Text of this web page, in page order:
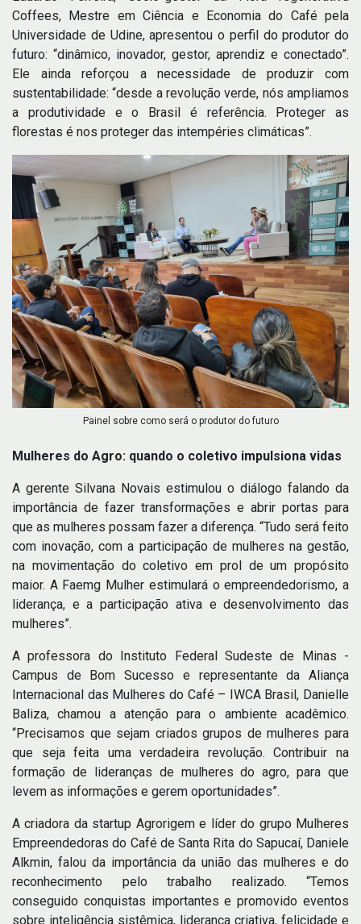
Coffees, Mestre em Ciência e Economia do Café pela
Universidade de Udine, apresentou o perfil do produtor do
futuro: “dinâmico, inovador, gestor, aprendiz e conectado”.
Ele ainda reforçou a necessidade de produzir com
sustentabilidade: “desde a revolução verde, nós ampliamos
a produtividade e o Brasil é referência. Proteger as
florestas é nos proteger das intempéries climáticas”.
Painel sobre como será o produtor do futuro
Mulheres do Agro: quando o coletivo impulsiona vidas
A gerente Silvana Novais estimulou o diálogo falando da
importância de fazer transformações e abrir portas para
que as mulheres possam fazer a diferença. “Tudo será feito
com inovação, com a participação de mulheres na gestão,
na movimentação do coletivo em prol de um propósito
maior. A Faemg Mulher estimulará o empreendedorismo, a
liderança, e a participação ativa e desenvolvimento das
mulheres”.
A professora do Instituto Federal Sudeste de Minas -
Campus de Bom Sucesso e representante da Aliança
Internacional das Mulheres do Café – IWCA Brasil, Danielle
Baliza, chamou a atenção para o ambiente acadêmico.
“Precisamos que sejam criados grupos de mulheres para
que seja feita uma verdadeira revolução. Contribuir na
formação de lideranças de mulheres do agro, para que
levem as informações e gerem oportunidades”.
A criadora da startup Agrorigem e líder do grupo Mulheres
Empreendedoras do Café de Santa Rita do Sapucaí, Daniele
Alkmin, falou da importância da união das mulheres e do
reconhecimento pelo trabalho realizado. “Temos
conseguido conquistas importantes e promovido eventos
sobre inteligência sistêmica, liderança criativa, felicidade e